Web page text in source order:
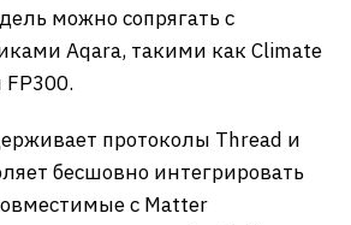
можно сопрягать с
Aqara, такими как Climate
FP300.
протоколы Thread и
бесшовно интегрировать
с Matter